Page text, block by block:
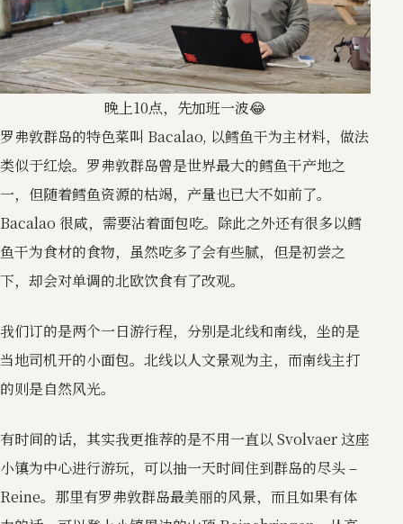
晚上10点，先加班一波😂
罗弗敦群岛的特色菜叫 Bacalao, 以鳕鱼干为主材料，做法
类似于红烩。罗弗敦群岛曾是世界最大的鳕鱼干产地之
一，但随着鳕鱼资源的枯竭，产量也已大不如前了。
Bacalao 很咸，需要沾着面包吃。除此之外还有很多以鳕
鱼干为食材的食物，虽然吃多了会有些腻，但是初尝之
下，却会对单调的北欧饮食有了改观。
我们订的是两个一日游行程，分别是北线和南线，坐的是
当地司机开的小面包。北线以人文景观为主，而南线主打
的则是自然风光。
有时间的话，其实我更推荐的是不用一直以 Svolvaer 这座
小镇为中心进行游玩，可以抽一天时间住到群岛的尽头 –
Reine。那里有罗弗敦群岛最美丽的风景，而且如果有体